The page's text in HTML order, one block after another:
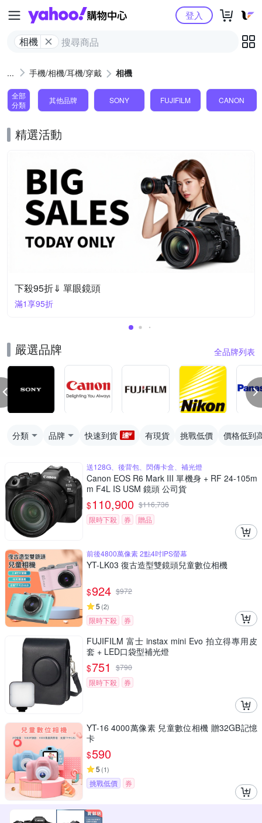
Yahoo購物中心
相機
登入
手機/相機/耳機/穿戴 相機
全部
分類
其他品牌 SONY FUJIFILM CANON
精選活動
下殺95折⇓ 單眼鏡頭
滿1享95折
嚴選品牌 全品牌列表
分類 品牌 快速到貨 有現貨 挑戰低價 價格低到
送128G、後背包、閃傳卡盒、補光燈
Canon EOS R6 Mark III 單機身 + RF 24-105m
m F4L IS USM 鏡頭 公司貨
$110,900 $116,736
限時下殺
券 贈品
前後4800萬像素 2點4吋IPS螢幕
YT-LK03 復古造型雙鏡頭兒童數位相機
$924 $972
5 (2)
限時下殺 券
FUJIFILM 富士 instax mini Evo 拍立得專用皮
套 + LED口袋型補光燈
$751 $790
限時下殺
券
YT-16 4000萬像素 兒童數位相機 贈32GB記憶
卡
$590
5 (1)
挑戰低價 券